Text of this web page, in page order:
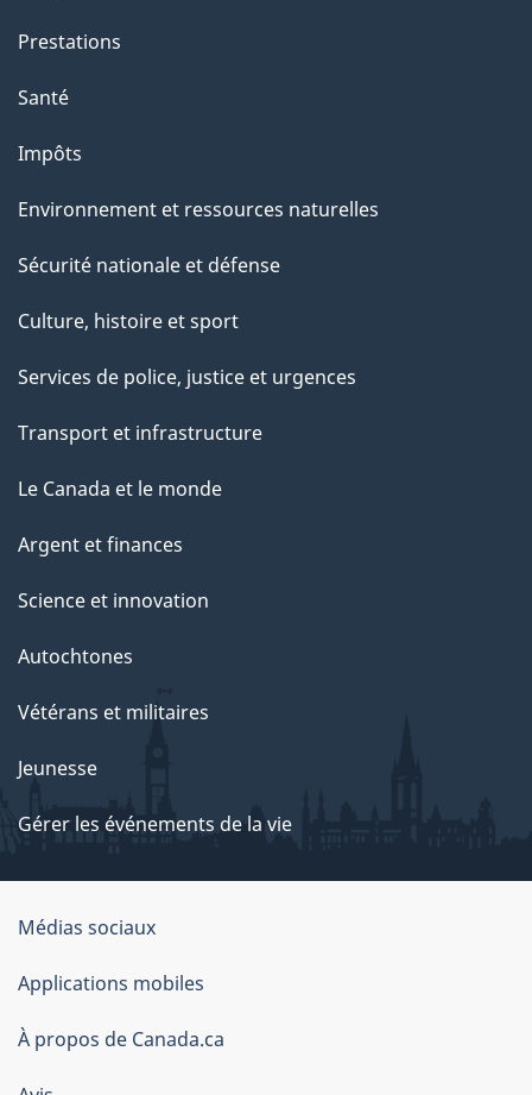
e
p
g
e
Prestations
Santé
Impôts
Environnement et ressources naturelles
Sécurité nationale et défense
Culture, histoire et sport
Services de police, justice et urgences
Transport et infrastructure
Le Canada et le monde
Argent et finances
Science et innovation
Autochtones
Vétérans et militaires
Jeunesse
Gérer les événements de la vie
Organisation
du
gouvernement
du
Canada
Médias sociaux
Applications mobiles
À propos de Canada.ca